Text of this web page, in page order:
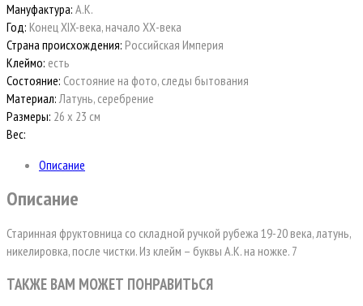
Мануфактура: А.К.
Год: Конец XIX-века, начало ХХ-века
Страна происхождения: Российская Империя
Клеймо: есть
Состояние: Состояние на фото, следы бытования
Материал: Латунь, серебрение
Размеры: 26 х 23 см
Вес:
Описание
Описание
Старинная фруктовница со складной ручкой рубежа 19-20 века, латунь,
никелировка, после чистки. Из клейм – буквы А.К. на ножке. 7
ТАКЖЕ ВАМ МОЖЕТ ПОНРАВИТЬСЯ